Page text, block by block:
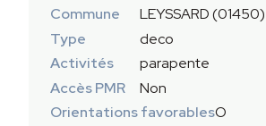
Commune
LEYSSARD (01450)
Type
deco
Activités
parapente
Accès PMR
Non
Orientations favorablesO